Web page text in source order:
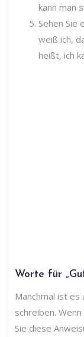
kann man
Sehen Sie
weiß ich,
heißt, ich
Worte für
Manchmal ist
schreiben.
Sie diese